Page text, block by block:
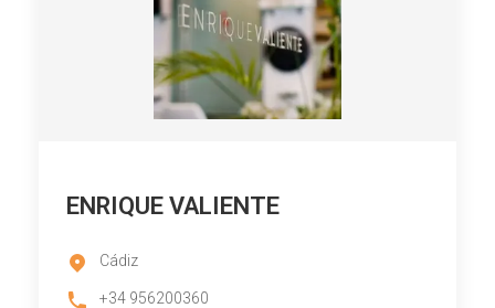
ENRIQUE VALIENTE
Cádiz
+34 956200360